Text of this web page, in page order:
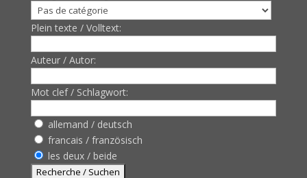
Plein texte / Volltext:
Auteur / Autor:
Mot clef / Schlagwort:
allemand / deutsch
francais / französisch
les deux / beide